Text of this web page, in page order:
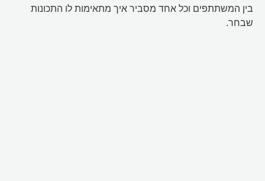
בין המשתתפים וכל אחד מסביר איך מתאימות לו התכונות
שבחר.